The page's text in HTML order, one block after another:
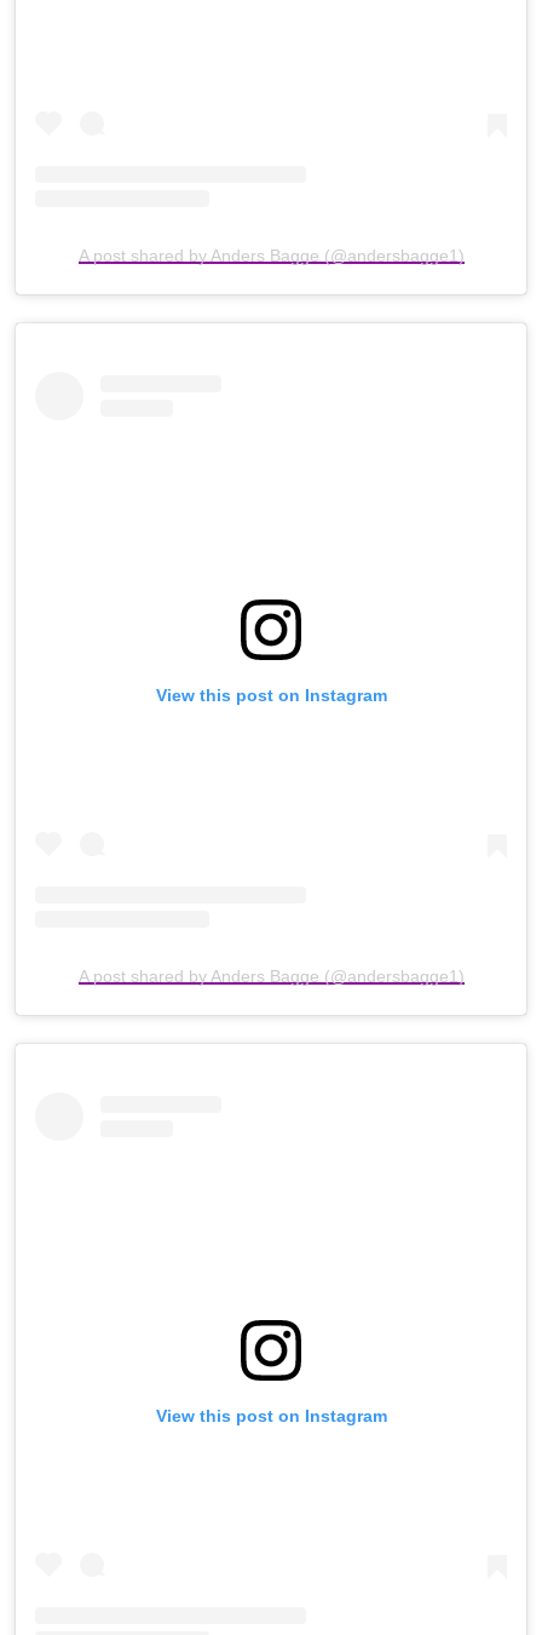
A post shared by Anders Bagge (@andersbagge1)
View this post on Instagram
A post shared by Anders Bagge (@andersbagge1)
View this post on Instagram